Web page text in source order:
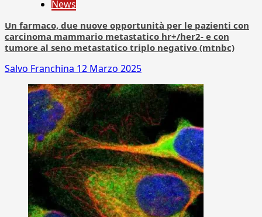
News
Un farmaco, due nuove opportunità per le pazienti con
carcinoma mammario metastatico hr+/her2- e con
tumore al seno metastatico triplo negativo (mtnbc)
Salvo Franchina 12 Marzo 2025